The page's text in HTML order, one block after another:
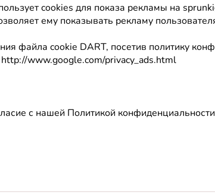
cookies для показа рекламы на
ему показывать рекламу
файла cookie DART, посетив политику
http://www.google.com/privacy_ads.html
с нашей Политикой